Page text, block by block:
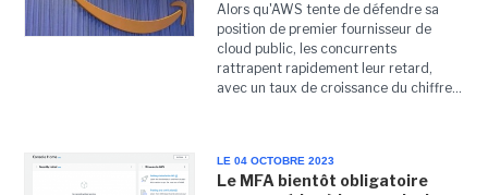
Alors qu'AWS tente de défendre sa
position de premier fournisseur de
cloud public, les concurrents
rattrapent rapidement leur retard,
avec un taux de croissance du chiffre...
LE 04 OCTOBRE 2023
Le MFA bientôt obligatoire